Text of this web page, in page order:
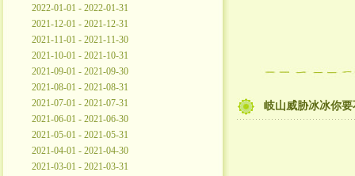
2022-01-01 - 2022-01-31
2021-12-01 - 2021-12-31
2021-11-01 - 2021-11-30
2021-10-01 - 2021-10-31
2021-09-01 - 2021-09-30
2021-08-01 - 2021-08-31
2021-07-01 - 2021-07-31
2021-06-01 - 2021-06-30
2021-05-01 - 2021-05-31
2021-04-01 - 2021-04-30
2021-03-01 - 2021-03-31
岐山威胁冰冰你